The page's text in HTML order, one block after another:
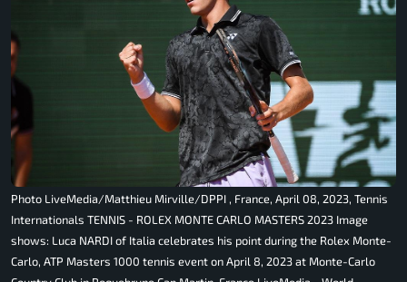
Photo LiveMedia/Matthieu Mirville/DPPI , France, April 08, 2023, Tennis
Internationals TENNIS - ROLEX MONTE CARLO MASTERS 2023 Image
shows: Luca NARDI of Italia celebrates his point during the Rolex Monte-
Carlo, ATP Masters 1000 tennis event on April 8, 2023 at Monte-Carlo